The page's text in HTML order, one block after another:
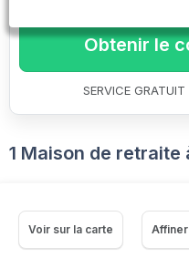
Obtenir le
SERVICE
1 Maison de retraite
Voir sur la carte